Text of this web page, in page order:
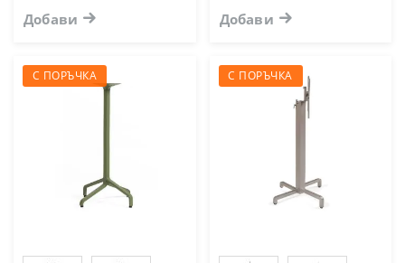
Добави
Добави
С ПОРЪЧКА С ПОРЪЧКА